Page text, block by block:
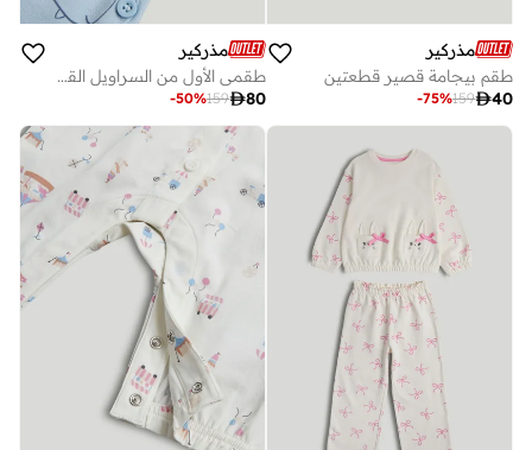
مذركير
طقم بيجامة قصير قطعتين
40
159
-75%
مذركير
طقمي الأول من السراويل القصيرة والبودي سوت
80
159
-50%